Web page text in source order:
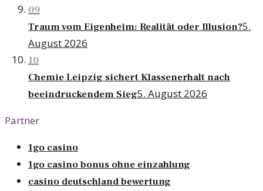
09
Traum vom Eigenheim: Realität oder Illusion?5.
August 2026
10
Chemie Leipzig sichert Klassenerhalt nach
beeindruckendem Sieg5. August 2026
Partner
1go casino
1go casino bonus ohne einzahlung
casino deutschland bewertung